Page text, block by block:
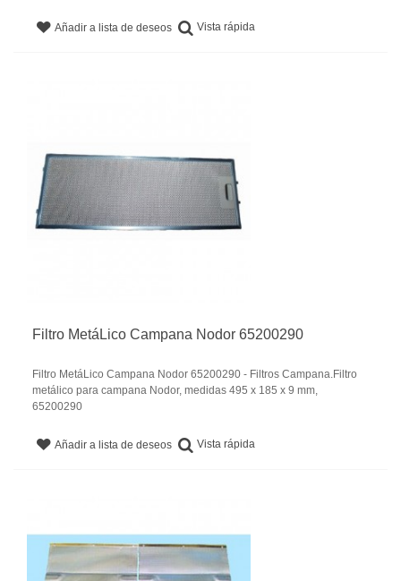
Añadir a lista de deseos Vista rápida
Filtro MetáLico Campana Nodor 65200290
Filtro MetáLico Campana Nodor 65200290 - Filtros Campana.Filtro
metálico para campana Nodor, medidas 495 x 185 x 9 mm,
65200290
Añadir a lista de deseos Vista rápida